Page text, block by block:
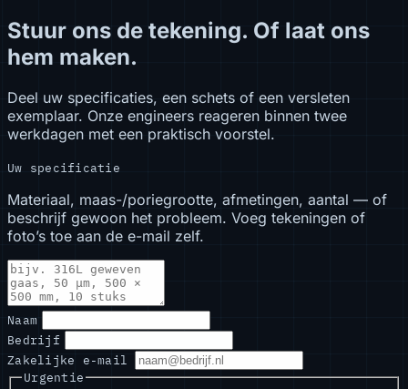
Stuur ons de tekening. Of laat ons
hem maken.
Deel uw specificaties, een schets of een versleten
exemplaar. Onze engineers reageren binnen twee
werkdagen met een praktisch voorstel.
Uw specificatie
Materiaal, maas-/poriegrootte, afmetingen, aantal — of
beschrijf gewoon het probleem. Voeg tekeningen of
foto’s toe aan de e-mail zelf.
Naam
Bedrijf
Zakelijke e-mail
Urgentie